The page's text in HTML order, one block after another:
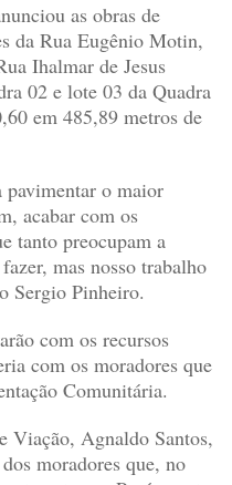
as obras de
da Rua Eugênio Motin,
Ihalmar de Jesus
02 e lote 03 da Quadra
em 485,89 metros de
pavimentar o maior
acabar com os
tanto preocupam a
mas nosso trabalho
Sergio Pinheiro.
com os recursos
com os moradores que
Comunitária.
Viação, Agnaldo Santos,
moradores que, no